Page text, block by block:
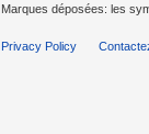
Marques déposées: les
Privacy Policy